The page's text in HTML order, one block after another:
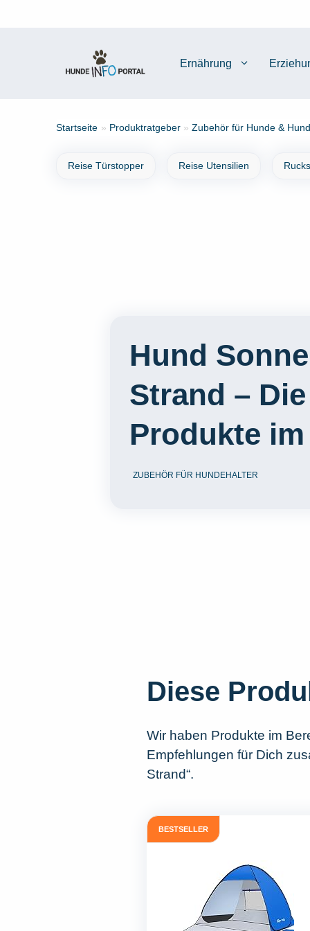
Ernährung
Startseite » Produktratgeber » Zubehör für Hunde &
Reise Türstopper Reise Utensilien
Hund
Strand –
Produkte
ZUBEHÖR FÜR HUNDEHALTER
Diese
Wir haben Produkte im
Empfehlungen für Dich
Strand“.
BESTSELLER